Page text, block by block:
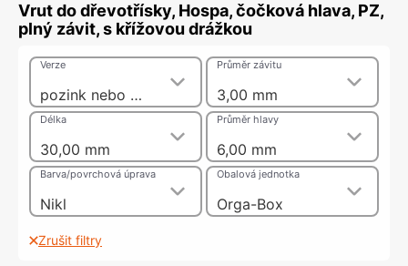
Vrut do dřevotřísky, Hospa, čočková hlava, PZ,
plný závit, s křížovou drážkou
pozink nebo nikl
Verze
3,00 mm
Průměr závitu
30,00 mm
Délka
6,00 mm
Průměr hlavy
Nikl
Barva/povrchová úprava
Orga-Box
Obalová jednotka
Zrušit filtry